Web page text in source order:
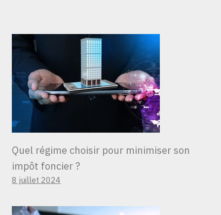
Quel régime choisir pour minimiser son
impôt foncier ?
8 juillet 2024